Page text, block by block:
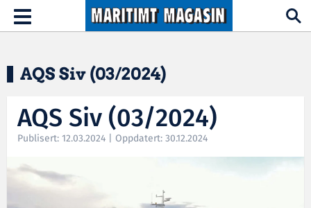
Hopp til hovedinnhold
Toggle
navigation
AQS Siv (03/2024)
AQS Siv (03/2024)
Publisert: 12.03.2024 | Oppdatert: 30.12.2024